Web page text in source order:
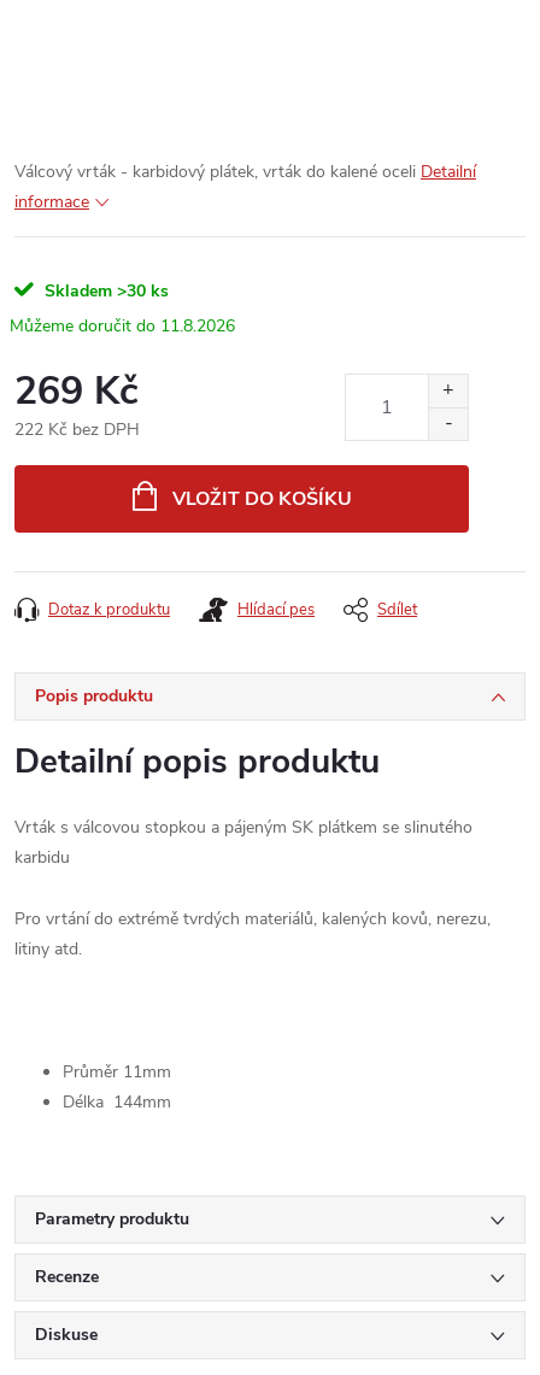
Válcový vrták - karbidový plátek, vrták do kalené oceli Detailní
informace
Skladem >30 ks
11.8.2026
269 Kč
222 Kč bez DPH
VLOŽIT DO KOŠÍKU
Dotaz k produktu Hlídací pes Sdílet
Popis produktu
Detailní popis produktu
Vrták s válcovou stopkou a pájeným SK plátkem se slinutého
karbidu
Pro vrtání do extrémě tvrdých materiálů, kalených kovů, nerezu,
litiny atd.
Průměr 11mm
Délka 144mm
Parametry produktu
Recenze
Diskuse